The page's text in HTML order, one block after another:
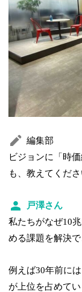
編集部
ビジョンに「時
も、教えてくださ
戸澤さん
私たちがなぜ10
める課題を解決
例えば30年前に
が上位を占めて